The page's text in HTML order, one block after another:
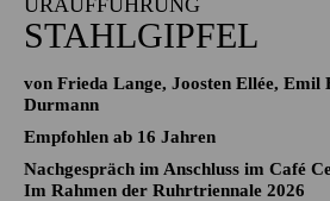
URAUFFÜHRUNG
STAHLGIPFEL
von Frieda Lange, Joosten Ellée, Emil
Durmann
Empfohlen ab 16 Jahren
Nachgespräch im Anschluss im Café
Im Rahmen der Ruhrtriennale 2026